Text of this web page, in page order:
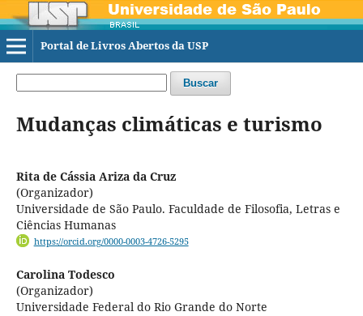
Portal de Livros Abertos da USP
Buscar
Mudanças climáticas e turismo
Rita de Cássia Ariza da Cruz
(Organizador)
Universidade de São Paulo. Faculdade de Filosofia, Letras e
Ciências Humanas
https://orcid.org/0000-0003-4726-5295
Carolina Todesco
(Organizador)
Universidade Federal do Rio Grande do Norte